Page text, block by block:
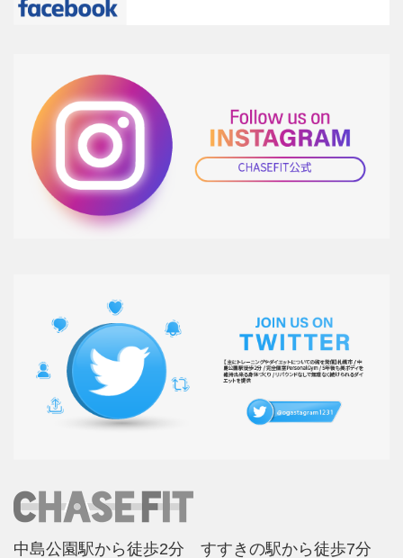
中島公園駅から徒歩2分 すすきの駅から徒歩7分